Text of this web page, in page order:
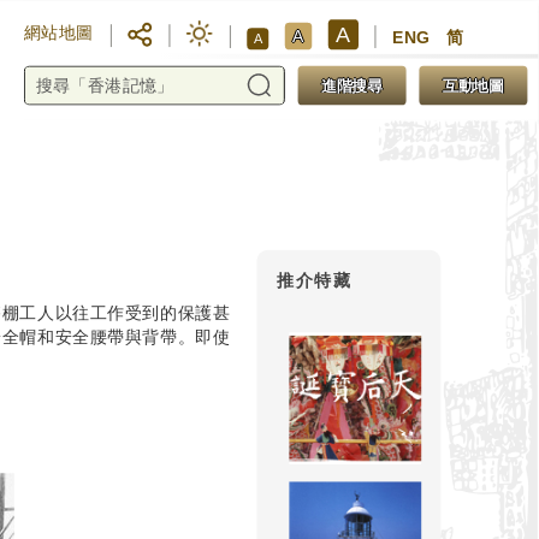
網站地圖 A A A ENG 简
進階搜尋 互動地圖
工人以往工作受到的保護甚
帽和安全腰帶與背帶。即使
推介特藏